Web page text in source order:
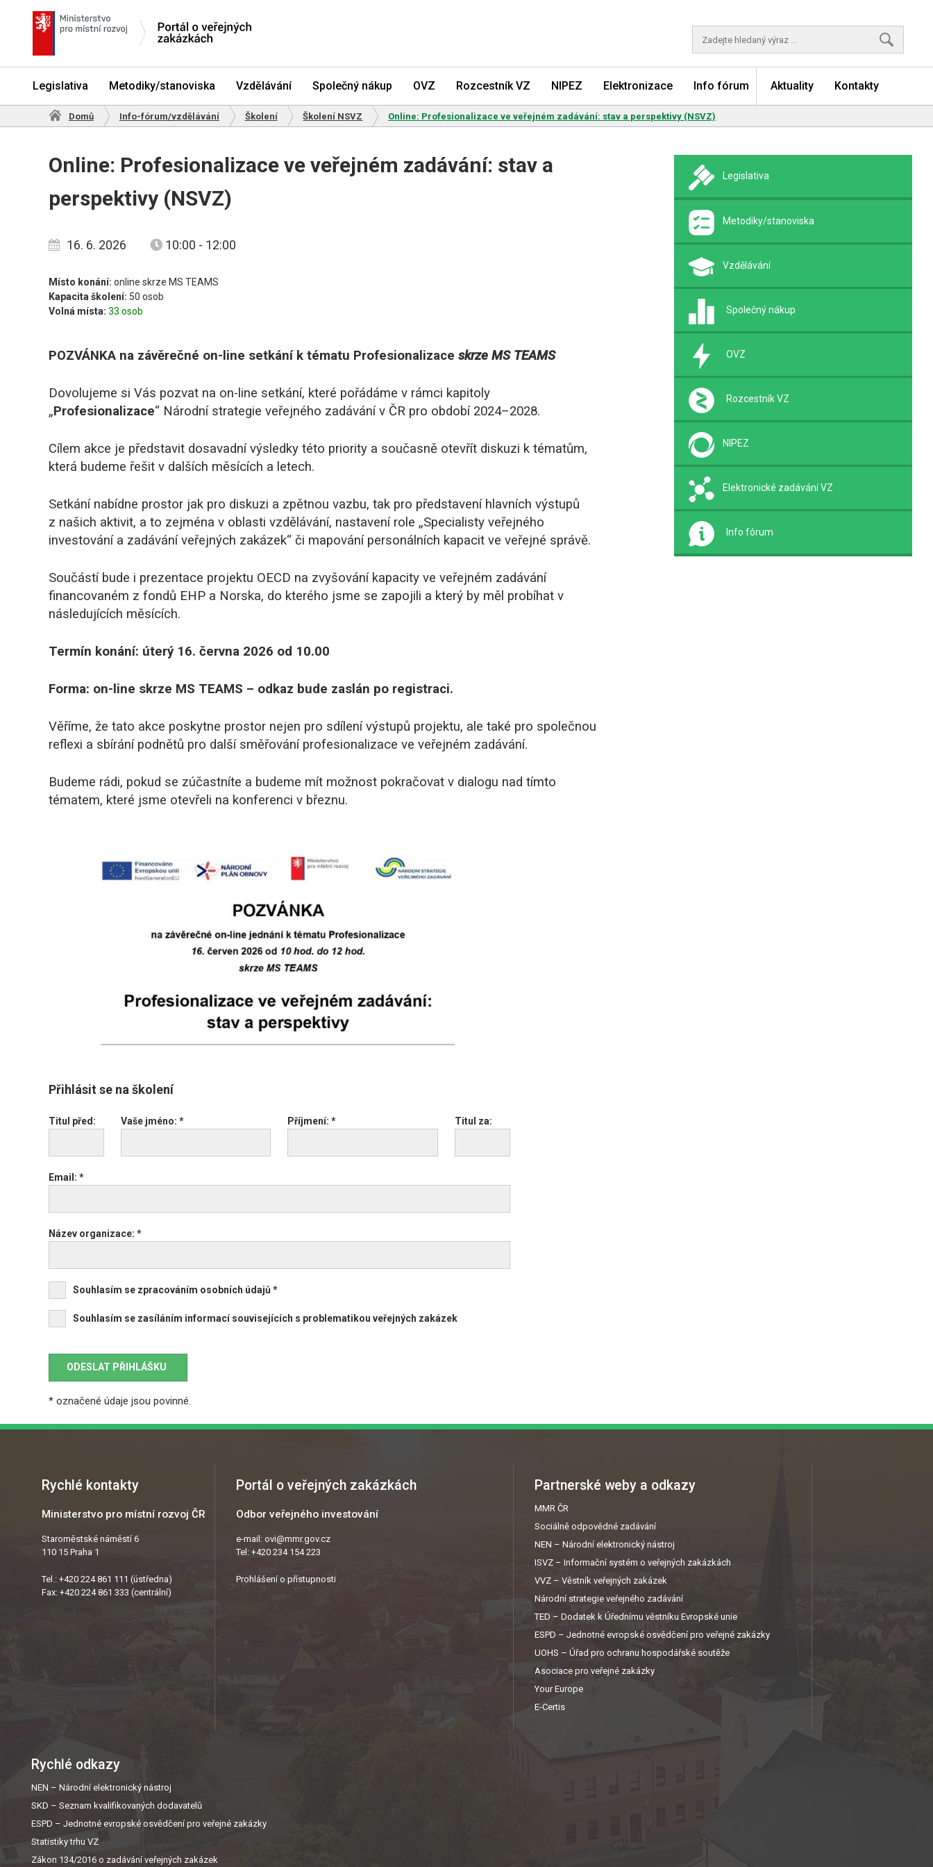
Vyhledávání
Legislativa Metodiky/stanoviska Vzdělávání Společný nákup OVZ Rozcestník VZ NIPEZ Elektronizace Info fórum Aktuality Kontakty
Domů Info-fórum/vzdělávání Školení Školení NSVZ Online: Profesionalizace ve veřejném zadávání: stav a perspektivy (NSVZ)
Online: Profesionalizace ve veřejném zadávání: stav a
perspektivy (NSVZ)
16. 6. 2026 10:00 - 12:00
Místo konání: online skrze MS TEAMS
Kapacita školení: 50 osob
Volná místa: 33 osob
POZVÁNKA na závěrečné on-line setkání k tématu Profesionalizace skrze MS TEAMS
Dovolujeme si Vás pozvat na on-line setkání, které pořádáme v rámci kapitoly
„Profesionalizace“ Národní strategie veřejného zadávání v ČR pro období 2024–2028.
Cílem akce je představit dosavadní výsledky této priority a současně otevřít diskuzi k tématům,
která budeme řešit v dalších měsících a letech.
Setkání nabídne prostor jak pro diskuzi a zpětnou vazbu, tak pro představení hlavních výstupů
z našich aktivit, a to zejména v oblasti vzdělávání, nastavení role „Specialisty veřejného
investování a zadávání veřejných zakázek“ či mapování personálních kapacit ve veřejné správě.
Součástí bude i prezentace projektu OECD na zvyšování kapacity ve veřejném zadávání
financovaném z fondů EHP a Norska, do kterého jsme se zapojili a který by měl probíhat v
následujících měsících.
Termín konání: úterý 16. června 2026 od 10.00
Forma: on-line skrze MS TEAMS – odkaz bude zaslán po registraci.
Věříme, že tato akce poskytne prostor nejen pro sdílení výstupů projektu, ale také pro společnou
reflexi a sbírání podnětů pro další směřování profesionalizace ve veřejném zadávání.
Budeme rádi, pokud se zúčastníte a budeme mít možnost pokračovat v dialogu nad tímto
tématem, které jsme otevřeli na konferenci v březnu.
Přihlásit se na školení
Titul před: Vaše jméno: * Příjmení: * Titul za:
Email: *
Název organizace: *
Souhlasím se zpracováním osobních údajů *
Souhlasím se zasíláním informací souvisejících s problematikou veřejných zakázek
* označené údaje jsou povinné.
Legislativa
Metodiky/stanoviska
Vzdělávání
Společný nákup
OVZ
Rozcestník VZ
NIPEZ
Elektronické zadávání VZ
Info fórum
Rychlé kontakty
Ministerstvo pro místní rozvoj ČR
Staroměstské náměstí 6
110 15 Praha 1
Tel.: +420 224 861 111 (ústředna)
Fax: +420 224 861 333 (centrální)
Portál o veřejných zakázkách
Odbor veřejného investování
e-mail: ovi@mmr.gov.cz
Tel: +420 234 154 223
Prohlášení o přístupnosti
Partnerské weby a odkazy
MMR ČR
Sociálně odpovědné zadávání
NEN – Národní elektronický nástroj
ISVZ – Informační systém o veřejných zakázkách
VVZ – Věstník veřejných zakázek
Národní strategie veřejného zadávání
TED – Dodatek k Úřednímu věstníku Evropské unie
ESPD – Jednotné evropské osvědčení pro veřejné zakázky
UOHS – Úřad pro ochranu hospodářské soutěže
Asociace pro veřejné zakázky
Your Europe
E-Certis
Rychlé odkazy
NEN – Národní elektronický nástroj
SKD – Seznam kvalifikovaných dodavatelů
ESPD – Jednotné evropské osvědčení pro veřejné zakázky
Statistiky trhu VZ
Zákon 134/2016 o zadávání veřejných zakázek